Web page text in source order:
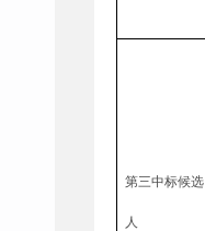
第三中标候选
人